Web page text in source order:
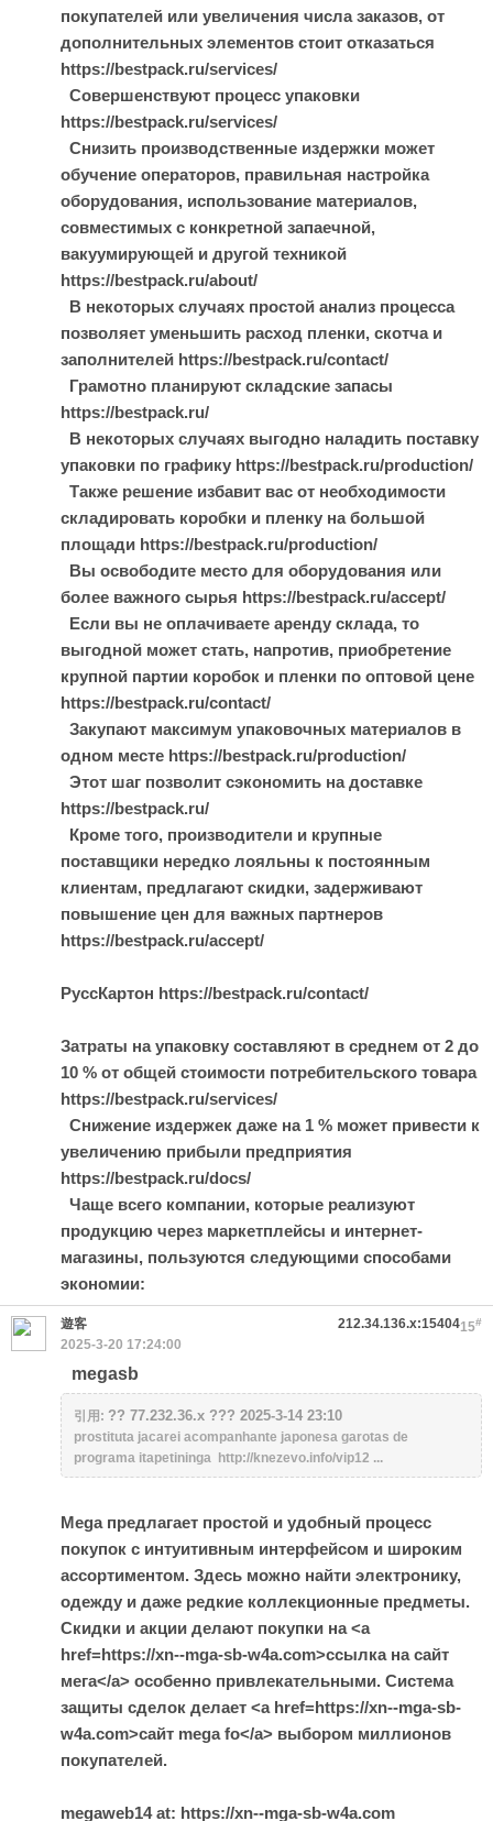
покупателей или увеличения числа заказов, от
дополнительных элементов стоит отказаться
https://bestpack.ru/services/
Совершенствуют процесс упаковки
https://bestpack.ru/services/
Снизить производственные издержки может
обучение операторов, правильная настройка
оборудования, использование материалов,
совместимых с конкретной запаечной,
вакуумирующей и другой техникой
https://bestpack.ru/about/
В некоторых случаях простой анализ процесса
позволяет уменьшить расход пленки, скотча и
заполнителей https://bestpack.ru/contact/
Грамотно планируют складские запасы
https://bestpack.ru/
В некоторых случаях выгодно наладить поставку
упаковки по графику https://bestpack.ru/production/
Также решение избавит вас от необходимости
складировать коробки и пленку на большой
площади https://bestpack.ru/production/
Вы освободите место для оборудования или
более важного сырья https://bestpack.ru/accept/
Если вы не оплачиваете аренду склада, то
выгодной может стать, напротив, приобретение
крупной партии коробок и пленки по оптовой цене
https://bestpack.ru/contact/
Закупают максимум упаковочных материалов в
одном месте https://bestpack.ru/production/
Этот шаг позволит сэкономить на доставке
https://bestpack.ru/
Кроме того, производители и крупные
поставщики нередко лояльны к постоянным
клиентам, предлагают скидки, задерживают
повышение цен для важных партнеров
https://bestpack.ru/accept/
РуссКартон https://bestpack.ru/contact/
Затраты на упаковку составляют в среднем от 2 до
10 % от общей стоимости потребительского товара
https://bestpack.ru/services/
Снижение издержек даже на 1 % может привести к
увеличению прибыли предприятия
https://bestpack.ru/docs/
Чаще всего компании, которые реализуют
продукцию через маркетплейсы и интернет-
магазины, пользуются следующими способами
экономии:
15#
遊客
212.34.136.x:15404
2025-3-20 17:24:00
megasb
引用: ?? 77.232.36.x ??? 2025-3-14 23:10
prostituta jacarei acompanhante japonesa garotas de
programa itapetininga http://knezevo.info/vip12 ...
Mega предлагает простой и удобный процесс
покупок с интуитивным интерфейсом и широким
ассортиментом. Здесь можно найти электронику,
одежду и даже редкие коллекционные предметы.
Скидки и акции делают покупки на <a
href=https://xn--mga-sb-w4a.com>ссылка на сайт
мега</a> особенно привлекательными. Система
защиты сделок делает <a href=https://xn--mga-sb-
w4a.com>сайт mega fo</a> выбором миллионов
покупателей.
megaweb14 at: https://xn--mga-sb-w4a.com